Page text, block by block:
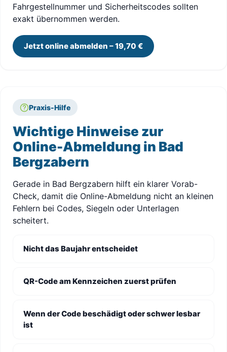
Fahrgestellnummer und Sicherheitscodes sollten
exakt übernommen werden.
Jetzt online abmelden – 19,70 €
Praxis-Hilfe
Wichtige Hinweise zur
Online-Abmeldung in Bad
Bergzabern
Gerade in Bad Bergzabern hilft ein klarer Vorab-
Check, damit die Online-Abmeldung nicht an kleinen
Fehlern bei Codes, Siegeln oder Unterlagen
scheitert.
Nicht das Baujahr entscheidet
QR-Code am Kennzeichen zuerst prüfen
Wenn der Code beschädigt oder schwer lesbar
ist